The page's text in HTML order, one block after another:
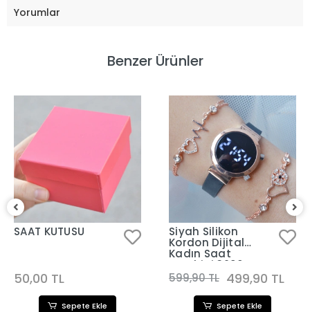
Yorumlar
Benzer Ürünler
SAAT KUTUSU
50,00 TL
Sepete Ekle
Siyah Silikon
Kordon Dijital
Kadın Saat
Kombini 3290
599,90 TL 499,90 TL
Sepete Ekle